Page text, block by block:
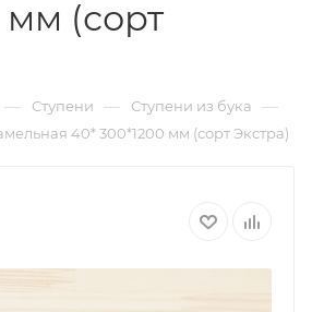
мм (сорт
— Ступени — Ступени из бука —
40* 300*1200 мм (сорт Экстра)